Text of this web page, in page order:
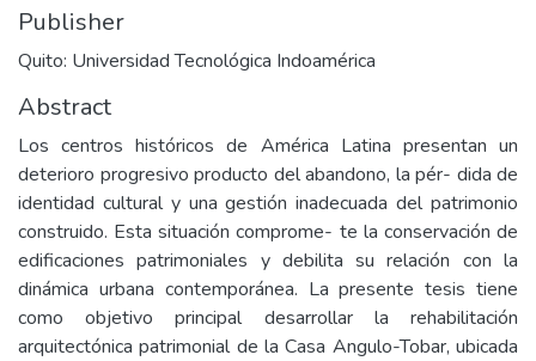
Publisher
Quito: Universidad Tecnológica Indoamérica
Abstract
Los centros históricos de América Latina presentan un
deterioro progresivo producto del abandono, la pér- dida de
identidad cultural y una gestión inadecuada del patrimonio
construido. Esta situación comprome- te la conservación de
edificaciones patrimoniales y debilita su relación con la
dinámica urbana contemporánea. La presente tesis tiene
como objetivo principal desarrollar la rehabilitación
arquitectónica patrimonial de la Casa Angulo-Tobar, ubicada